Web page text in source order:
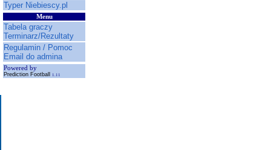
Typer Niebiescy.pl
Menu
Tabela graczy
Terminarz/Rezultaty
Regulamin / Pomoc
Email do admina
Powered by
Prediction Football 1.11